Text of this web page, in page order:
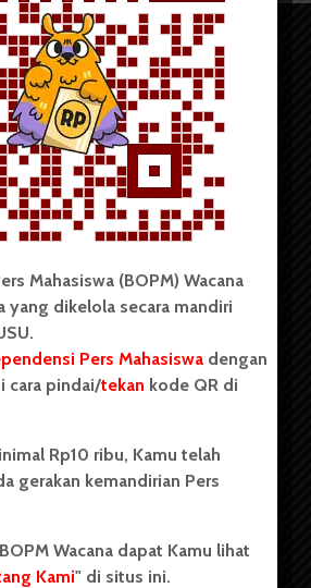
All rights reserved BOPM WACANA.
(BOPM) Wacana merupakan
berdiri di luar kampus dan dikelola
Universitas Sumatera Utara
Wacana merupakan salah satu
(UKM) di Universitas Sumatera
Mahasiswa (BOPM) Wacana
yang dikelola secara mandiri
Pers Mahasiswa dengan
cara pindai/tekan kode QR di
Rp10 ribu, Kamu telah
gerakan kemandirian Pers
Wacana dapat Kamu lihat
Kami" di situs ini.